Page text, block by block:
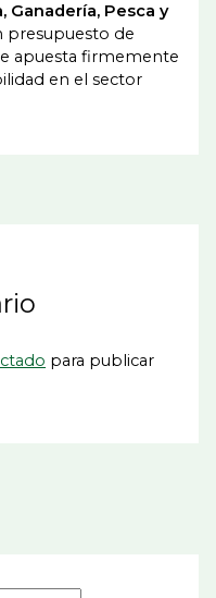
Ganadería, Pesca y
presupuesto de
apuesta firmemente
en el sector
para publicar